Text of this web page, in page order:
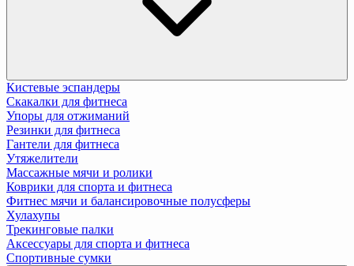
Кистевые эспандеры
Скакалки для фитнеса
Упоры для отжиманий
Резинки для фитнеса
Гантели для фитнеса
Утяжелители
Массажные мячи и ролики
Коврики для спорта и фитнеса
Фитнес мячи и балансировочные полусферы
Хулахупы
Трекинговые палки
Аксессуары для спорта и фитнеса
Спортивные сумки